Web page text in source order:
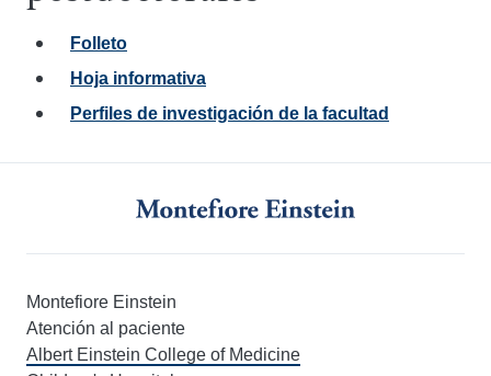
Folleto
Hoja informativa
Perfiles de investigación de la facultad
Montefiore Einstein
Atención al paciente
Albert Einstein College of Medicine